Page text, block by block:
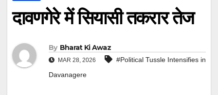
दावणगेरे में सियासी तकरार तेज
By Bharat Ki Awaz
MAR 28, 2026
#Political Tussle Intensifies in
Davanagere